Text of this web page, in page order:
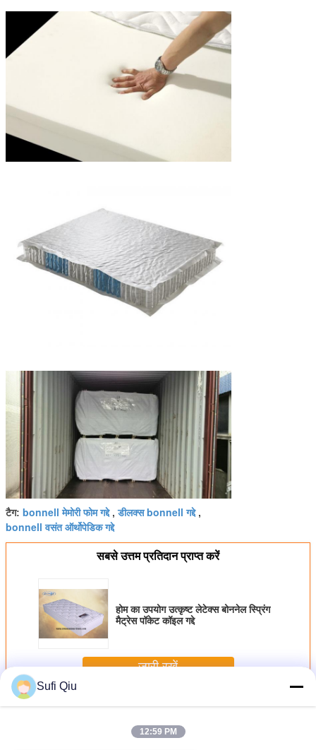
टैग: bonnell मेमोरी फोम गद्दे,डीलक्स bonnell गद्दे,
bonnell वसंत ऑर्थोपेडिक गद्दे
सबसे उत्तम प्रतिदान प्राप्त करें
होम का उपयोग उत्कृष्ट लेटेक्स बोननेल स्प्रिंग
मैट्रेस पॉकेट कॉइल गद्दे
जारी रखें
अधिकबोननेल स्प्रिंग मैट्रेस
Sufi Qiu
12:59 PM